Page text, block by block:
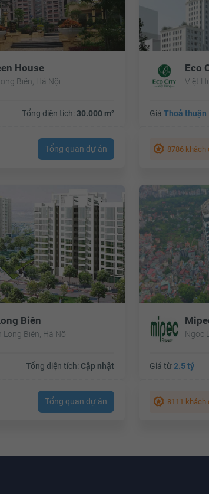
House
Biên, Hà Nội
Tổng diện tích: 30.000 m²
Tổng quan dự án
Eco
Việt
Giá Thoả thuận
8786 khách
Biên
Long Biên, Hà Nội
Tổng diện tích: Cập nhật
Tổng quan dự án
Ngọc
Giá từ2.5 tỷ
8111 khách